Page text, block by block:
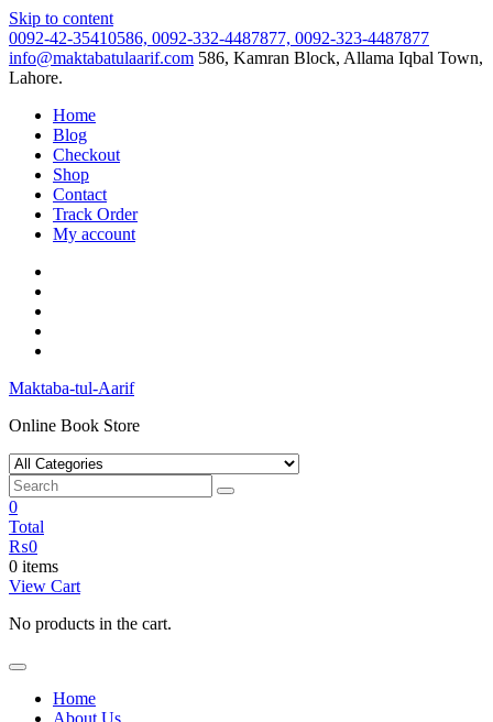
Skip to content
0092-42-35410586, 0092-332-4487877, 0092-323-4487877
info@maktabatulaarif.com 586, Kamran Block, Allama Iqbal Town,
Lahore.
Home
Blog
Checkout
Shop
Contact
Track Order
My account
Maktaba-tul-Aarif
Online Book Store
0
Total
₨0
0 items
View Cart
No products in the cart.
Home
About Us